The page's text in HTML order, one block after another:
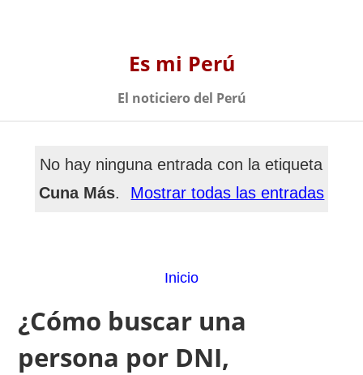
Es mi Perú
El noticiero del Perú
No hay ninguna entrada con la etiqueta
Cuna Más. Mostrar todas las entradas
Inicio
¿Cómo buscar una
persona por DNI,